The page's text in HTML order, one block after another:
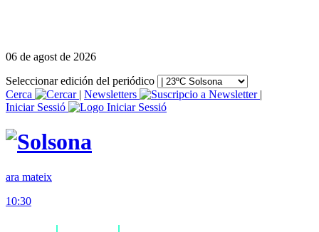
06 de agost de 2026
Seleccionar edición del periódico
Cerca
| Newsletters
|
Iniciar Sessió
ara mateix
10:30